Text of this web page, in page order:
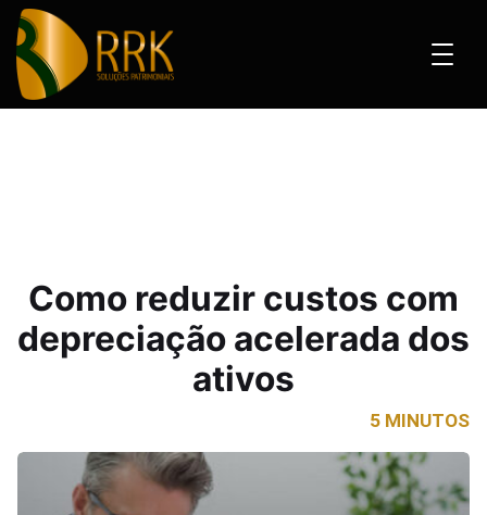
Como reduzir custos com
depreciação acelerada dos
ativos
5 MINUTOS